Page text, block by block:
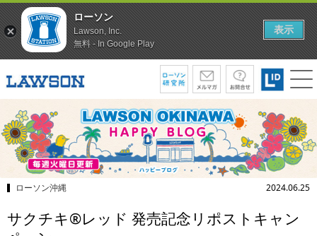
ローソン沖縄 2024.06.25
サクチキ®レッド 発売記念リポストキャン
ローソン
Lawson, Inc.
無料 - In Google Play
表示